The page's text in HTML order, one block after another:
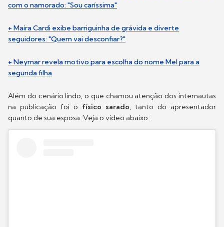
com o namorado: "Sou caríssima"
+ Maíra Cardi exibe barriguinha de grávida e diverte
seguidores: "Quem vai desconfiar?"
+ Neymar revela motivo para escolha do nome Mel para a
segunda filha
Além do cenário lindo, o que chamou atenção dos internautas
na publicação foi o físico sarado, tanto do apresentador
quanto de sua esposa. Veja o vídeo abaixo: